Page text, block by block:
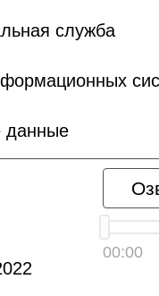
служба
данные
00:00